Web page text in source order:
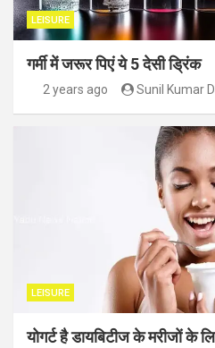
LEISURE
गर्मी में जरूर पिएं ये 5 देसी ड्रिंक
2 years ago Sunil Kumar
LEISURE
योगर्ट है डायबिटीज के मरीजों के